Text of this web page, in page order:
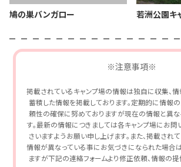
鳩の巣バンガロー 若洲公園キ
※注意事項※
掲載されているキャンプ場の情報は独自に収集、情
蓄積した情報を掲載しております。定期的に情報
頼性の確保に努めておりますが現在の情報と異
す。最新の情報につきましては各キャンプ場にお問
さいますようお願い申し上げます。また、掲載され
情報が異なっている事にお気づきになられた場合
ますが下記の連絡フォームより修正依頼、情報の提